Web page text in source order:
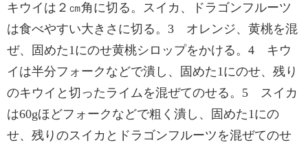
キウイは２㎝角に切る。スイカ、ドラゴンフルーツ
は食べやすい大きさに切る。3 オレンジ、黄桃を混
ぜ、固めた1にのせ黄桃シロップをかける。4 キウ
イは半分フォークなどで潰し、固めた1にのせ、残り
のキウイと切ったライムを混ぜてのせる。5 スイカ
は60gほどフォークなどで粗く潰し、固めた1にの
せ、残りのスイカとドラゴンフルーツを混ぜてのせ